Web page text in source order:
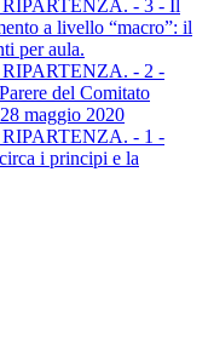
- 3 - Il
a livello “macro”: il
per aula.
- 2 -
del Comitato
maggio 2020
- 1 -
i principi e la